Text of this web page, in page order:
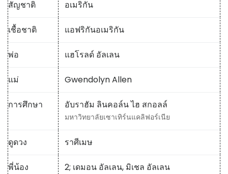
สัญชาติ อเมริกัน
เชื้อชาติ แอฟริกันอเมริกัน
พ่อ แฮโรลด์ อัลเลน
แม่ Gwendolyn Allen
การศึกษา อับราฮัม ลินคอล์น ไฮ สกอลล์
มหาวิทยาลัยเซาเทิร์นแคลิฟอร์เนีย
ดูดวง ราศีเมษ
พี่น้อง 2; เดมอน อัลเลน, มิเชล อัลเลน